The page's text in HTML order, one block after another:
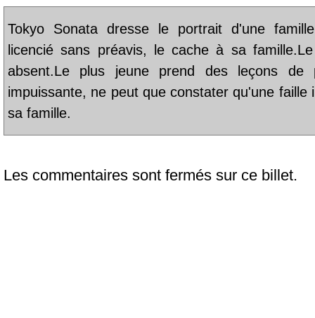
Tokyo Sonata dresse le portrait d'une
licencié sans préavis, le cache à sa
absent.Le plus jeune prend des leçons
impuissante, ne peut que constater qu'une faille
sa famille.
Les commentaires sont fermés sur ce billet.